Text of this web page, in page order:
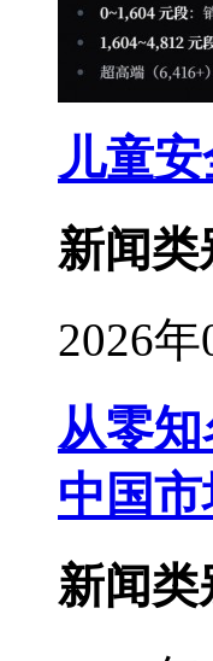
儿童
新闻类
2026
从零
中国市
新闻类